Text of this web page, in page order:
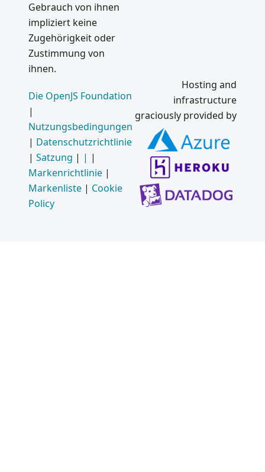
Gebrauch von ihnen
impliziert keine
Zugehörigkeit oder
Zustimmung von
ihnen.
Die OpenJS Foundation
|
Nutzungsbedingungen
| Datenschutzrichtlinie
| Satzung | | |
Markenrichtlinie |
Markenliste | Cookie
Policy
Hosting and
infrastructure
graciously provided by